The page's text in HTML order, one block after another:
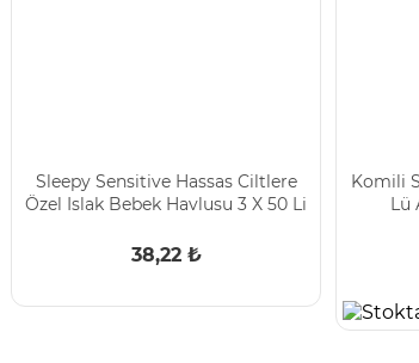
Sleepy Sensitive Hassas Ciltlere
Özel Islak Bebek Havlusu 3 X 50 Li
38,22 ₺
Komili
Lü